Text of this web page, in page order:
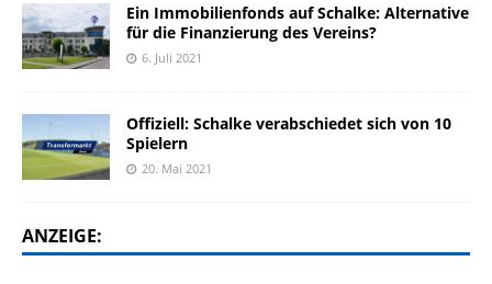
Ein Immobilienfonds auf Schalke: Alternative
für die Finanzierung des Vereins?
6. Juli 2021
Offiziell: Schalke verabschiedet sich von 10
Spielern
20. Mai 2021
ANZEIGE: